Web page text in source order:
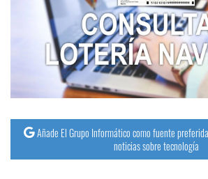
Operadores
y
Tutoriales
Ciberseguridad
Añade El Grupo Informático como fuente
noticias sobre tecnología